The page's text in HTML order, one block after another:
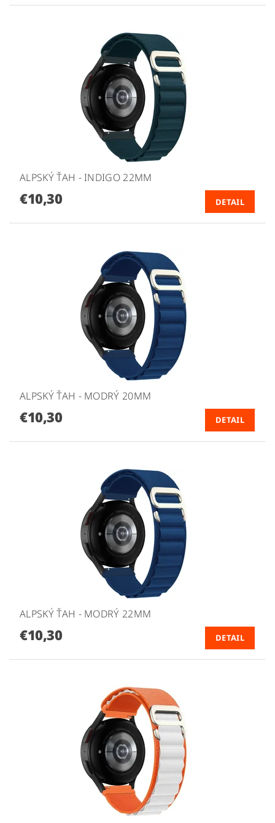
ALPSKÝ ŤAH - INDIGO 22MM
€10,30 DETAIL
ALPSKÝ ŤAH - MODRÝ 20MM
€10,30 DETAIL
ALPSKÝ ŤAH - MODRÝ 22MM
€10,30 DETAIL